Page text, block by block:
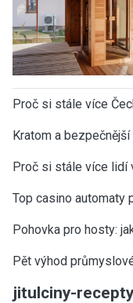
Proč si stále více
Kratom a
Proč si stále více lidí
Top casino automaty
Pohovka pro hosty:
Pět výhod
jitulciny-